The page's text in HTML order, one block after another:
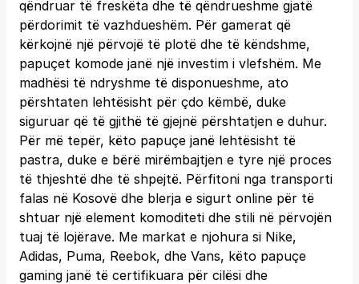
qëndruar të freskëta dhe të qëndrueshme gjatë
përdorimit të vazhdueshëm. Për gamerat që
kërkojnë një përvojë të plotë dhe të këndshme,
papuçet komode janë një investim i vlefshëm. Me
madhësi të ndryshme të disponueshme, ato
përshtaten lehtësisht për çdo këmbë, duke
siguruar që të gjithë të gjejnë përshtatjen e duhur.
Për më tepër, këto papuçe janë lehtësisht të
pastra, duke e bërë mirëmbajtjen e tyre një proces
të thjeshtë dhe të shpejtë. Përfitoni nga transporti
falas në Kosovë dhe blerja e sigurt online për të
shtuar një element komoditeti dhe stili në përvojën
tuaj të lojërave. Me markat e njohura si Nike,
Adidas, Puma, Reebok, dhe Vans, këto papuçe
gaming janë të certifikuara për cilësi dhe